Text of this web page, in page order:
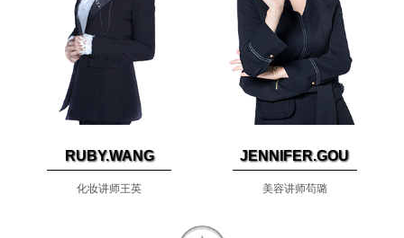
RUBY.WANG
化妆讲师王英
JENNIFER.GOU
美容讲师苟璐